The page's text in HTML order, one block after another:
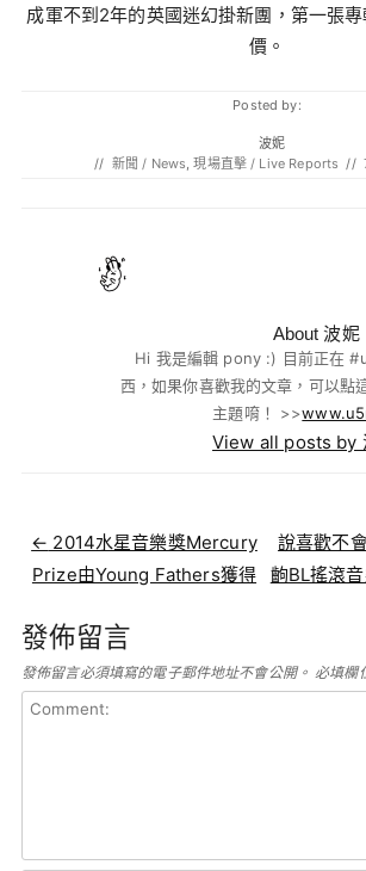
成軍不到2年的英國迷幻掛新團，第一張
價。
Posted by:
波妮
// 新聞 / News,現場直擊 / Live Reports //
About 波妮
Hi 我是編輯 pony :) 目前正在
西，如果你喜歡我的文章，可以點
主題唷！ >>
View all posts by
Post navigation
← 2014水星音樂獎Mercury
Prize由Young Fathers獲得
說喜歡不
齣BL搖滾
發佈留言
發佈留言必須填寫的電子郵件地址不會公開。 必填欄